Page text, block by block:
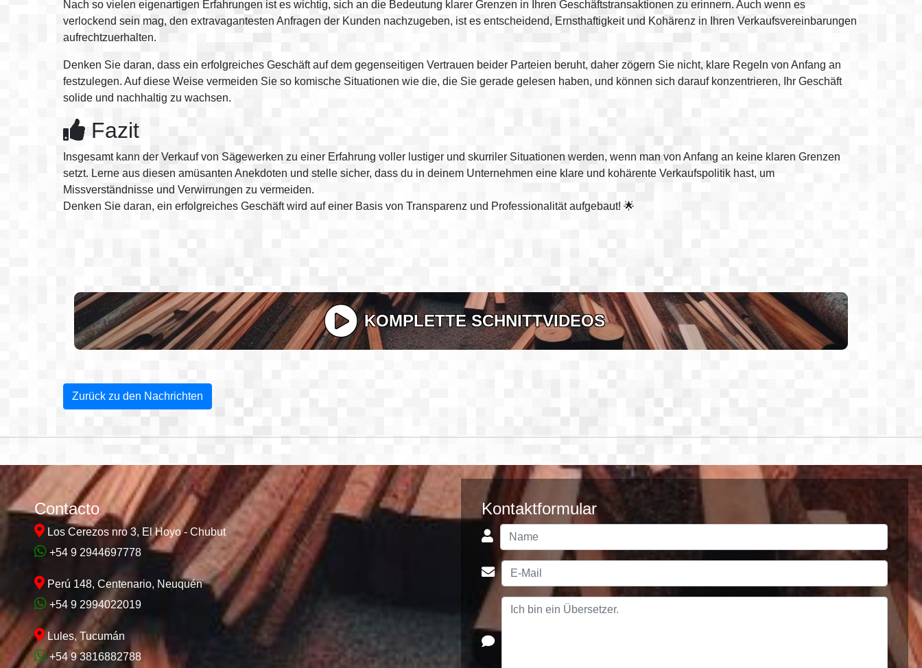
Nach so vielen eigenartigen Erfahrungen ist es wichtig, sich an die Bedeutung klarer Grenzen in Ihren Geschäftstransaktionen zu erinnern. Auch wenn es
verlockend sein mag, den extravagantesten Anfragen der Kunden nachzugeben, ist es entscheidend, Ernsthaftigkeit und Kohärenz in Ihren Verkaufsvereinbarungen
aufrechtzuerhalten.
Denken Sie daran, dass ein erfolgreiches Geschäft auf dem gegenseitigen Vertrauen beider Parteien beruht, daher zögern Sie nicht, klare Regeln von Anfang an
festzulegen. Auf diese Weise vermeiden Sie so komische Situationen wie die, die Sie gerade gelesen haben, und können sich darauf konzentrieren, Ihr Geschäft
solide und nachhaltig zu wachsen.
Fazit
Insgesamt kann der Verkauf von Sägewerken zu einer Erfahrung voller lustiger und skurriler Situationen werden, wenn man von Anfang an keine klaren Grenzen
setzt. Lerne aus diesen amüsanten Anekdoten und stelle sicher, dass du in deinem Unternehmen eine klare und kohärente Verkaufspolitik hast, um
Missverständnisse und Verwirrungen zu vermeiden.
Denken Sie daran, ein erfolgreiches Geschäft wird auf einer Basis von Transparenz und Professionalität aufgebaut! 🌟
KOMPLETTE SCHNITTVIDEOS
Zurück zu den Nachrichten
Contacto
Los Cerezos nro 3, El Hoyo - Chubut
+54 9 2944697778
Perú 148, Centenario, Neuquén
+54 9 2994022019
Lules, Tucumán
+54 9 3816882788
Kontaktformular